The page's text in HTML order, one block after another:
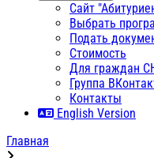
Сайт
Выбрать
Подать
Стоимость
Для граждан
Группа
Контакты
English Version
Главная